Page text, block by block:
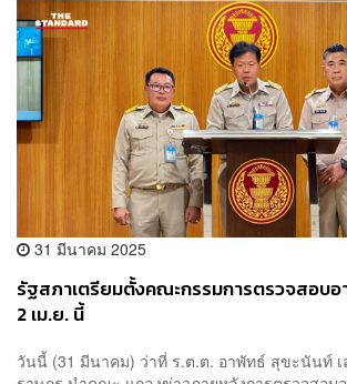
31 มีนาคม 2025
รัฐสภาเตรียมตั้งคณะกรรมการตรวจสอบอ
2 เม.ย. นี้
วันนี้ (31 มีนาคม) ว่าที่ ร.ต.ต. อาพัทธ์ สุขะนันท์